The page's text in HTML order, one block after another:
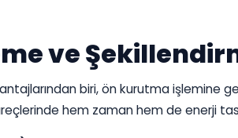
ve
biri, ön kurutma işlemine
hem zaman hem de enerji